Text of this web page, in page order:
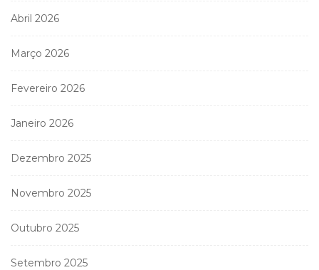
Abril 2026
Março 2026
Fevereiro 2026
Janeiro 2026
Dezembro 2025
Novembro 2025
Outubro 2025
Setembro 2025